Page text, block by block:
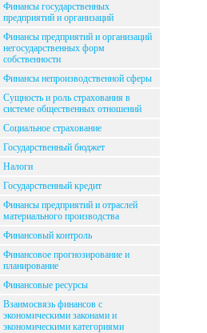
Финансы государственных
предприятий и организаций
Финансы предприятий и организаций
негосударственных форм
собственности
Финансы непроизводственной сферы
Сущность и роль страхования в
системе общественных отношений
Социальное страхование
Государственный бюджет
Налоги
Государственный кредит
Финансы предприятий и отраслей
материального производства
Финансовый контроль
Финансовое прогнозирование и
планирование
Финансовые ресурсы
Взаимосвязь финансов с
экономическими законами и
экономическими категориями